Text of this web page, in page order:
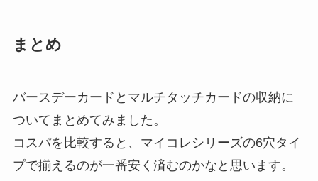
まとめ
バースデーカードとマルチタッチカードの収納に
ついてまとめてみました。
コスパを比較すると、 マイコレシリーズの6穴タイ
プで揃えるのが一番安く済むのかなと思います。